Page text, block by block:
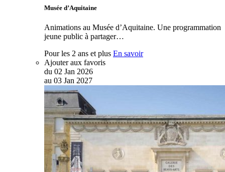
Musée d’Aquitaine
Animations au Musée d’Aquitaine. Une programmation
jeune public à partager…
Pour les 2 ans et plus En savoir
Ajouter aux favoris
du 02 Jan 2026
au 03 Jan 2027